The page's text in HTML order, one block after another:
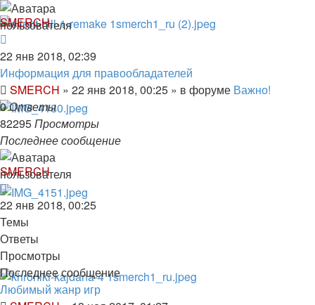
SMERCH
22 янв 2018, 02:39
Информация для правообладателей
SMERCH » 22 янв 2018, 00:25 » в форуме Важно!
0Ответы
82295Просмотры
Последнее сообщение
SMERCH
22 янв 2018, 00:25
Темы
Ответы
Просмотры
Последнее сообщение
Любимый жанр игр